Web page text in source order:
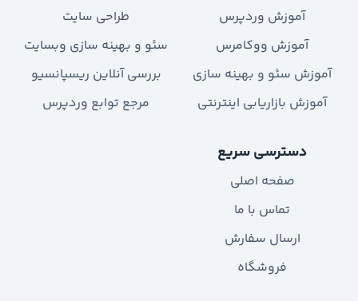
آموزش وردپرس
آموزش ووکامرس
آموزش سئو و بهینه سازی
آموزش بازاریابی اینترنتی
طراحی سایت
سئو و بهینه سازی وبسایت
بررسی آنلاین ریسپانسیو
مرجع توابع وردپرس
دسترسی سریع
صفحه اصلی
تماس با ما
ارسال سفارش
فروشگاه